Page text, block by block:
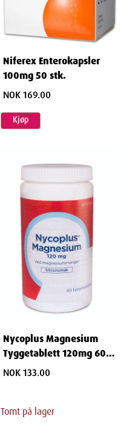
Niferex Enterokapsler
100mg 50 stk.
NOK 169.00
Kjøp
Nycoplus Magnesium
Tyggetablett 120mg 60
STK
NOK 133.00
Tomt på lager